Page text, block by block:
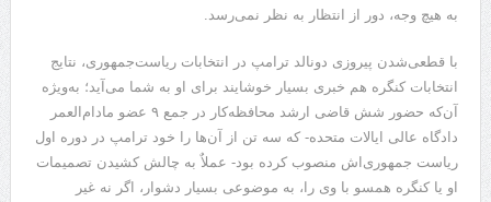
به هیچ وجه، دور از انتظار به نظر نمی‌رسد.
با قطعی‌شدن پیروزی دونالد ترامپ در انتخابات ریاست‌جمهوری، نتایج
انتخابات کنگره هم خبری بسیار خوشایند برای او به شما می‌آید؛ به‌ویژه
آن‌که حضور شش قاضی ارشد محافظه‌کار در جمع ۹ عضو مادام‌العمر
دادگاه عالی ایالات متحده- که سه تن از آن‌ها را خود ترامپ در دوره اول
ریاست جمهوری‌اش منصوب کرده بود- عملاٌ به چالش کشیدن تصمیمات
او یا کنگره همسو با وی را، به موضوعی بسیار دشوار، اگر نه غیر